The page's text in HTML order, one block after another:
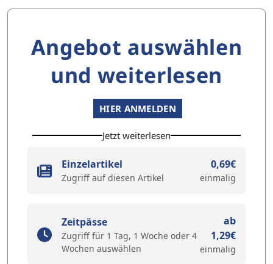
Angebot auswählen
und weiterlesen
HIER ANMELDEN
Jetzt weiterlesen
Einzelartikel
Zugriff auf diesen Artikel
0,69€
einmalig
Zeitpässe
Zugriff für 1 Tag, 1 Woche oder 4
Wochen auswählen
ab
1,29€
einmalig